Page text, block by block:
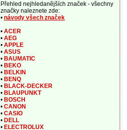
Přehled nejhledanějších značek - všechny
značky naleznete zde:
• návody všech značek
• ACER
• AEG
• APPLE
• ASUS
• BAUMATIC
• BEKO
• BELKIN
• BENQ
• BLACK-DECKER
• BLAUPUNKT
• BOSCH
• CANON
• CASIO
• DELL
• ELECTROLUX